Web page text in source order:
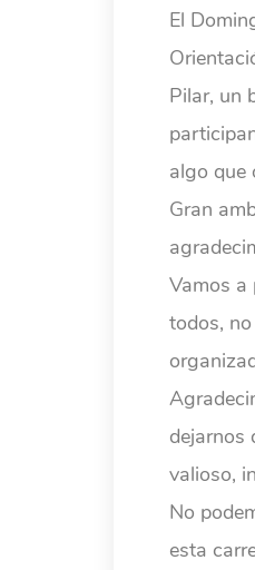
El
Pilar, un
algo que
Gran
Vamos a
todos,
dejarnos
valioso,
No
esta